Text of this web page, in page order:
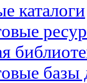
каталоги